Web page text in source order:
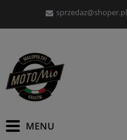
sprzedaz@shoper.pl